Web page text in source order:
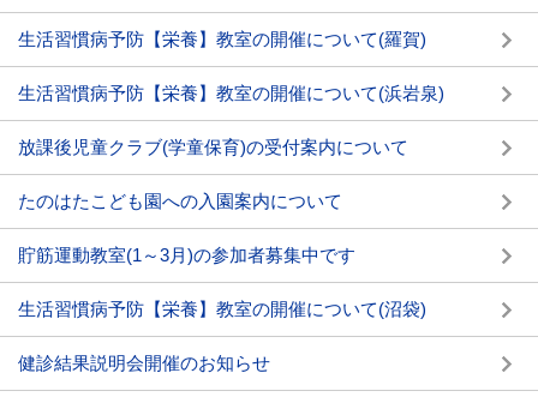
生活習慣病予防【栄養】教室の開催について(羅賀)
生活習慣病予防【栄養】教室の開催について(浜岩泉)
放課後児童クラブ(学童保育)の受付案内について
たのはたこども園への入園案内について
貯筋運動教室(1～3月)の参加者募集中です
生活習慣病予防【栄養】教室の開催について(沼袋)
健診結果説明会開催のお知らせ